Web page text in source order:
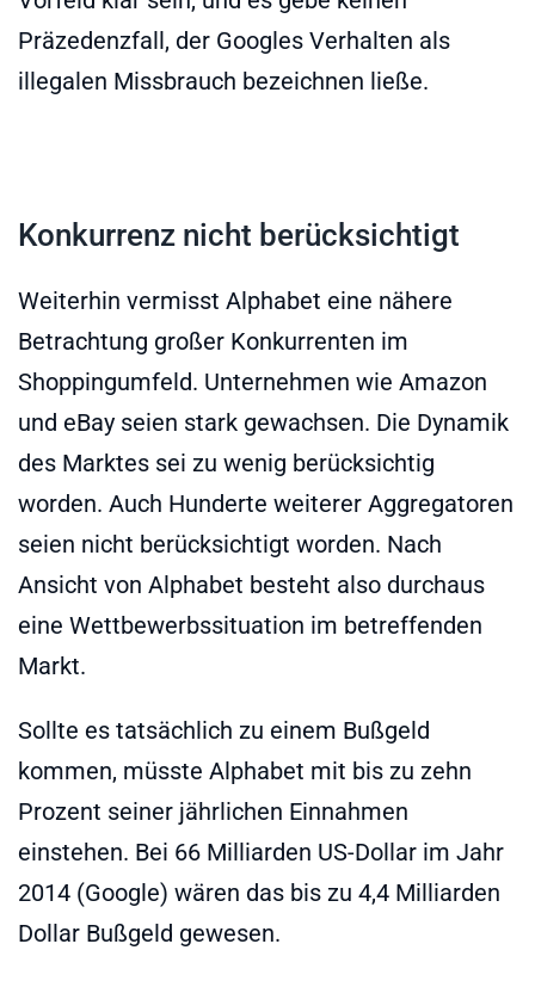
Präzedenzfall, der Googles Verhalten als
illegalen Missbrauch bezeichnen ließe.
Konkurrenz nicht berücksichtigt
Weiterhin vermisst Alphabet eine nähere
Betrachtung großer Konkurrenten im
Shoppingumfeld. Unternehmen wie Amazon
und eBay seien stark gewachsen. Die Dynamik
des Marktes sei zu wenig berücksichtig
worden. Auch Hunderte weiterer Aggregatoren
seien nicht berücksichtigt worden. Nach
Ansicht von Alphabet besteht also durchaus
eine Wettbewerbssituation im betreffenden
Markt.
Sollte es tatsächlich zu einem Bußgeld
kommen, müsste Alphabet mit bis zu zehn
Prozent seiner jährlichen Einnahmen
einstehen. Bei 66 Milliarden US-Dollar im Jahr
2014 (Google) wären das bis zu 4,4 Milliarden
Dollar Bußgeld gewesen.